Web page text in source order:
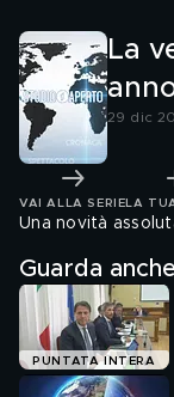
La
29 dic
VAI ALLA SERIE LA
Una novità
Guarda anche
PUNTATA INTERA